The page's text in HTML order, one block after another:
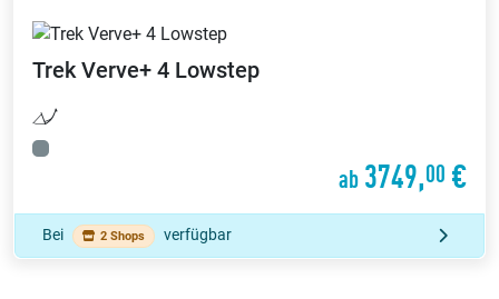
TrekVerve+ 4 Lowstep
ab 3749,00 €
Bei 2 Shops verfügbar